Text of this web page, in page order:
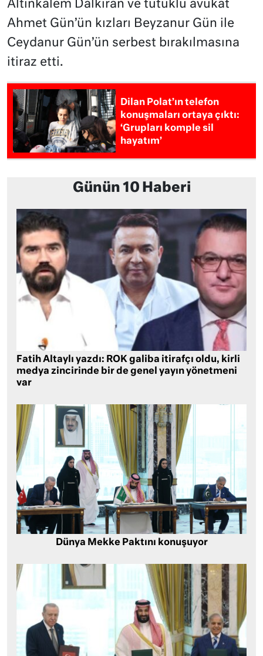
Altınkalem Dalkıran ve tutuklu avukat
Ahmet Gün’ün kızları Beyzanur Gün ile
Ceydanur Gün’ün serbest bırakılmasına
itiraz etti.
Dilan Polat’ın telefon
konuşmaları ortaya çıktı:
‘Grupları komple sil
hayatım’
Günün 10 Haberi
Fatih Altaylı yazdı: ROK galiba itirafçı oldu, kirli
medya zincirinde bir de genel yayın yönetmeni
var
Dünya Mekke Paktını konuşuyor